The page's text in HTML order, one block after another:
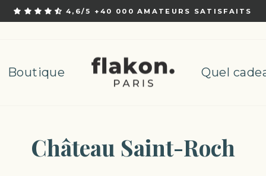
Pause
4,6/5 +40 000 AMATEURS SATISFAITS
Boutique Quel
Château Saint-Roch